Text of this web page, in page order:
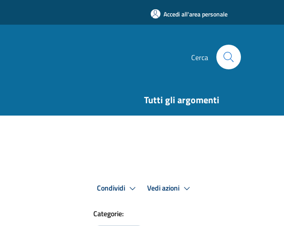
Accedi all'area personale
Cerca
Tutti gli argomenti
Condividi Vedi azioni
Categorie: